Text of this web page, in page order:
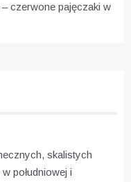
czerwone pajęczaki w
skalistych
południowej i